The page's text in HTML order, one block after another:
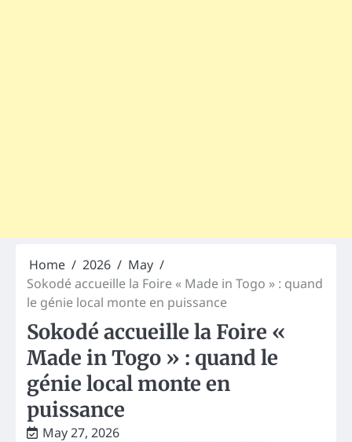
Home 2026
May
Sokodé accueille la Foire « Made in Togo » : quand
le génie local monte en puissance
Sokodé accueille la Foire «
Made in Togo » : quand le
génie local monte en
puissance
May 27, 2026